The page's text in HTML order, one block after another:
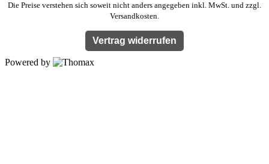
Die Preise verstehen sich soweit nicht anders angegeben inkl. MwSt. und zzgl.
Versandkosten.
Vertrag widerrufen
Powered by